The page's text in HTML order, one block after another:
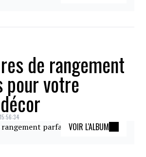
de rangement
votre
VOIR L'ALBUM